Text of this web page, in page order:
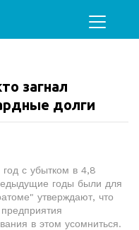
загнал
долги
с убытком в 4,8
годы были для
утверждают, что
в этом усомниться.